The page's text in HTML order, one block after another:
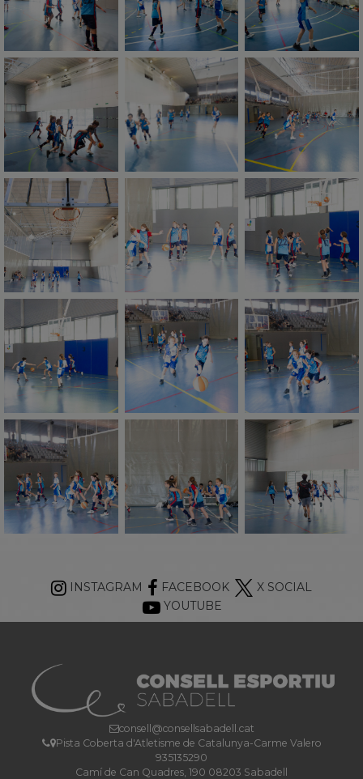
INSTAGRAM FACEBOOK
X SOCIAL
YOUTUBE
consell@consellsabadell.cat
Pista Coberta d'Atletisme de Catalunya-Carme Valero
935135290
Camí de Can Quadres, 190 08203 Sabadell